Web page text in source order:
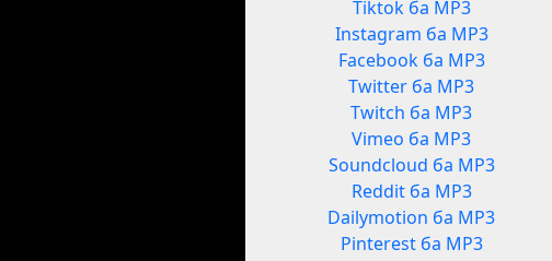
Tiktok ба MP3
Instagram ба MP3
Facebook ба MP3
Twitter ба MP3
Twitch ба MP3
Vimeo ба MP3
Soundcloud ба MP3
Reddit ба MP3
Dailymotion ба MP3
Pinterest ба MP3